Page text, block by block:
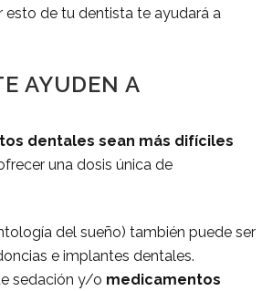
esto de tu dentista te ayudará a
AYUDEN A
dentales sean más difíciles
una dosis única de
del sueño) también puede ser
e implantes dentales.
sedación y/o medicamentos